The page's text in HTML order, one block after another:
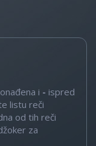
i - ispred
listu reči
od tih reči
za